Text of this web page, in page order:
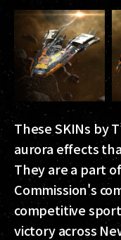
These SKINs by
aurora effects
They are a part of
Commission's
competitive
victory across